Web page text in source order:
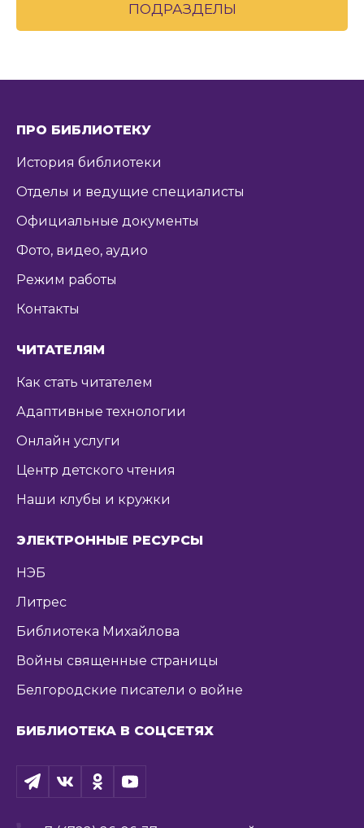
ПОДРАЗДЕЛЫ
ПРО БИБЛИОТЕКУ
История библиотеки
Отделы и ведущие специалисты
Официальные документы
Фото, видео, аудио
Режим работы
Контакты
ЧИТАТЕЛЯМ
Как стать читателем
Адаптивные технологии
Онлайн услуги
Центр детского чтения
Наши клубы и кружки
ЭЛЕКТРОННЫЕ РЕСУРСЫ
НЭБ
Литрес
Библиотека Михайлова
Войны священные страницы
Белгородские писатели о войне
БИБЛИОТЕКА В СОЦСЕТЯХ